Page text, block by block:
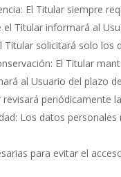
El Titular siempre
Titular informará al
Titular solicitará solo
El Titular
al Usuario del plazo
Los datos
para evitar el